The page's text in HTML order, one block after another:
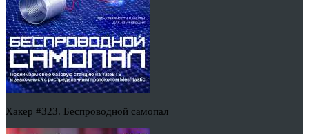
Хакер #323. Беспроводной самопал